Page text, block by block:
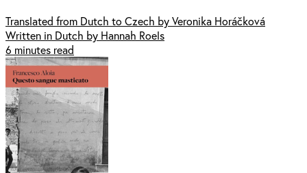
Translated from Dutch to Czech by Veronika Horáčková
Written in Dutch by Hannah Roels
6 minutes read